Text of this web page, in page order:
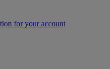
for your account